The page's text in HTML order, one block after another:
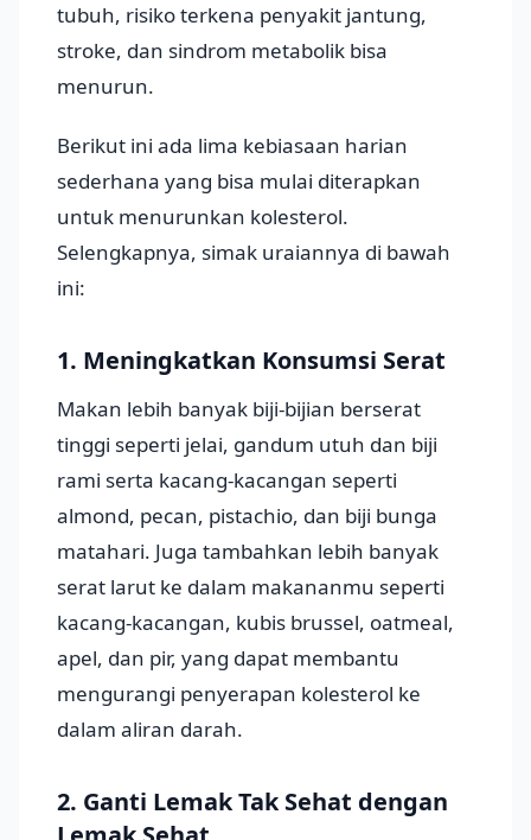
tubuh, risiko terkena penyakit jantung,
stroke, dan sindrom metabolik bisa
menurun.
Berikut ini ada lima kebiasaan harian
sederhana yang bisa mulai diterapkan
untuk menurunkan kolesterol.
Selengkapnya, simak uraiannya di bawah
ini:
1. Meningkatkan Konsumsi Serat
Makan lebih banyak biji-bijian berserat
tinggi seperti jelai, gandum utuh dan biji
rami serta kacang-kacangan seperti
almond, pecan, pistachio, dan biji bunga
matahari. Juga tambahkan lebih banyak
serat larut ke dalam makananmu seperti
kacang-kacangan, kubis brussel, oatmeal,
apel, dan pir, yang dapat membantu
mengurangi penyerapan kolesterol ke
dalam aliran darah.
2. Ganti Lemak Tak Sehat dengan